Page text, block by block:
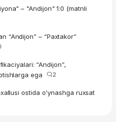
– "Andijon" 1:0 (matnli
“Andijon” – “Paxtakor”
“Andijon”,
ega
2
ostida o'ynashga ruxsat